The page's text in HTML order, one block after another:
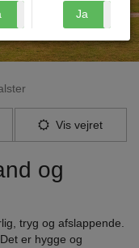
Vis vejret
og
tryg og afslappende.
er hygge og
Ja